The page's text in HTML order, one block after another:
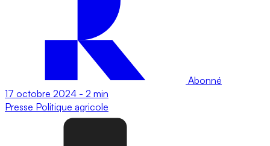
Abonné
17 octobre 2024 - 2 min
Presse Politique agricole